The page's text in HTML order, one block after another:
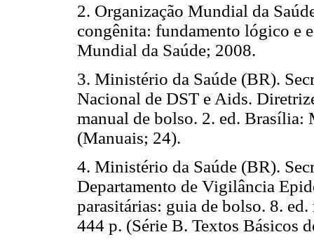
2. Organização Mundial da
congênita: fundamento lógico e
Mundial da Saúde; 2008.
3. Ministério da Saúde (BR).
Nacional de DST e Aids.
manual de bolso. 2. ed. Brasília:
(Manuais; 24).
4. Ministério da Saúde (BR).
Departamento de Vigilância
parasitárias: guia de bolso. 8.
444 p. (Série B. Textos Básicos